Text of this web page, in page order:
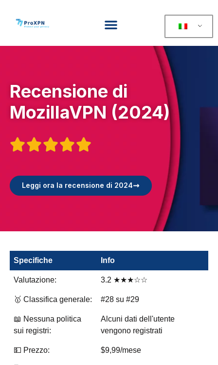
Recensione di
MozillaVPN (2024)

Leggi ora la recensione di 2024
Specifiche Info
Valutazione: 3.2 ★★★☆☆
🥇 Classifica generale: #28 su #29
📖 Nessuna politica
sui registri:
Alcuni dati dell'utente
vengono registrati
💵 Prezzo: $9,99/mese